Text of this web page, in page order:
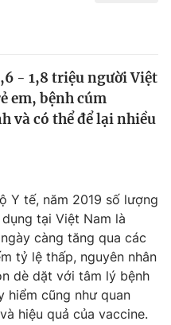
- 1,8 triệu người Việt
em, bệnh cúm
và có thể để lại nhiều
Y tế, năm 2019 số lượng
tại Việt Nam là
càng tăng qua các
tỷ lệ thấp, nguyên nhân
dè dặt với tâm lý bệnh
hiểm cũng như quan
hiệu quả của vaccine.